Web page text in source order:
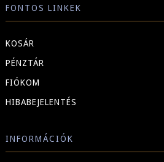
FONTOS LINKEK
KOSÁR
PÉNZTÁR
FIÓKOM
HIBABEJELENTÉS
INFORMÁCIÓK